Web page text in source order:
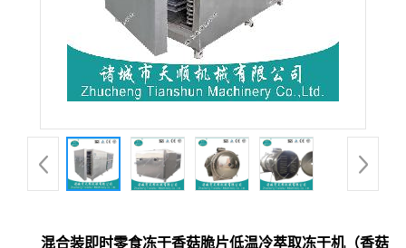
混合装即时零食冻干香菇脆片低温冷萃取冻干机（香菇